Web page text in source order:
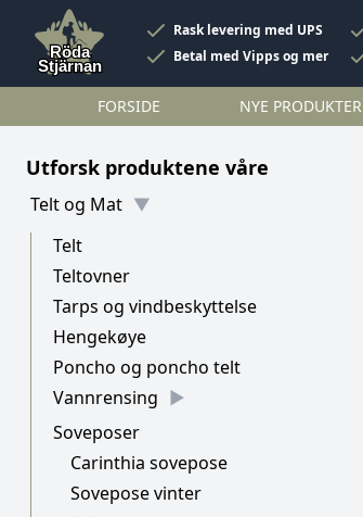
Rask levering med UPS
Betal med Vipps og mer
FORSIDE NYE PRODUKTER
Utforsk produktene våre
Telt og Mat
Telt
Teltovner
Tarps og vindbeskyttelse
Hengekøye
Poncho og poncho telt
Vannrensing
Soveposer
Carinthia sovepose
Sovepose vinter